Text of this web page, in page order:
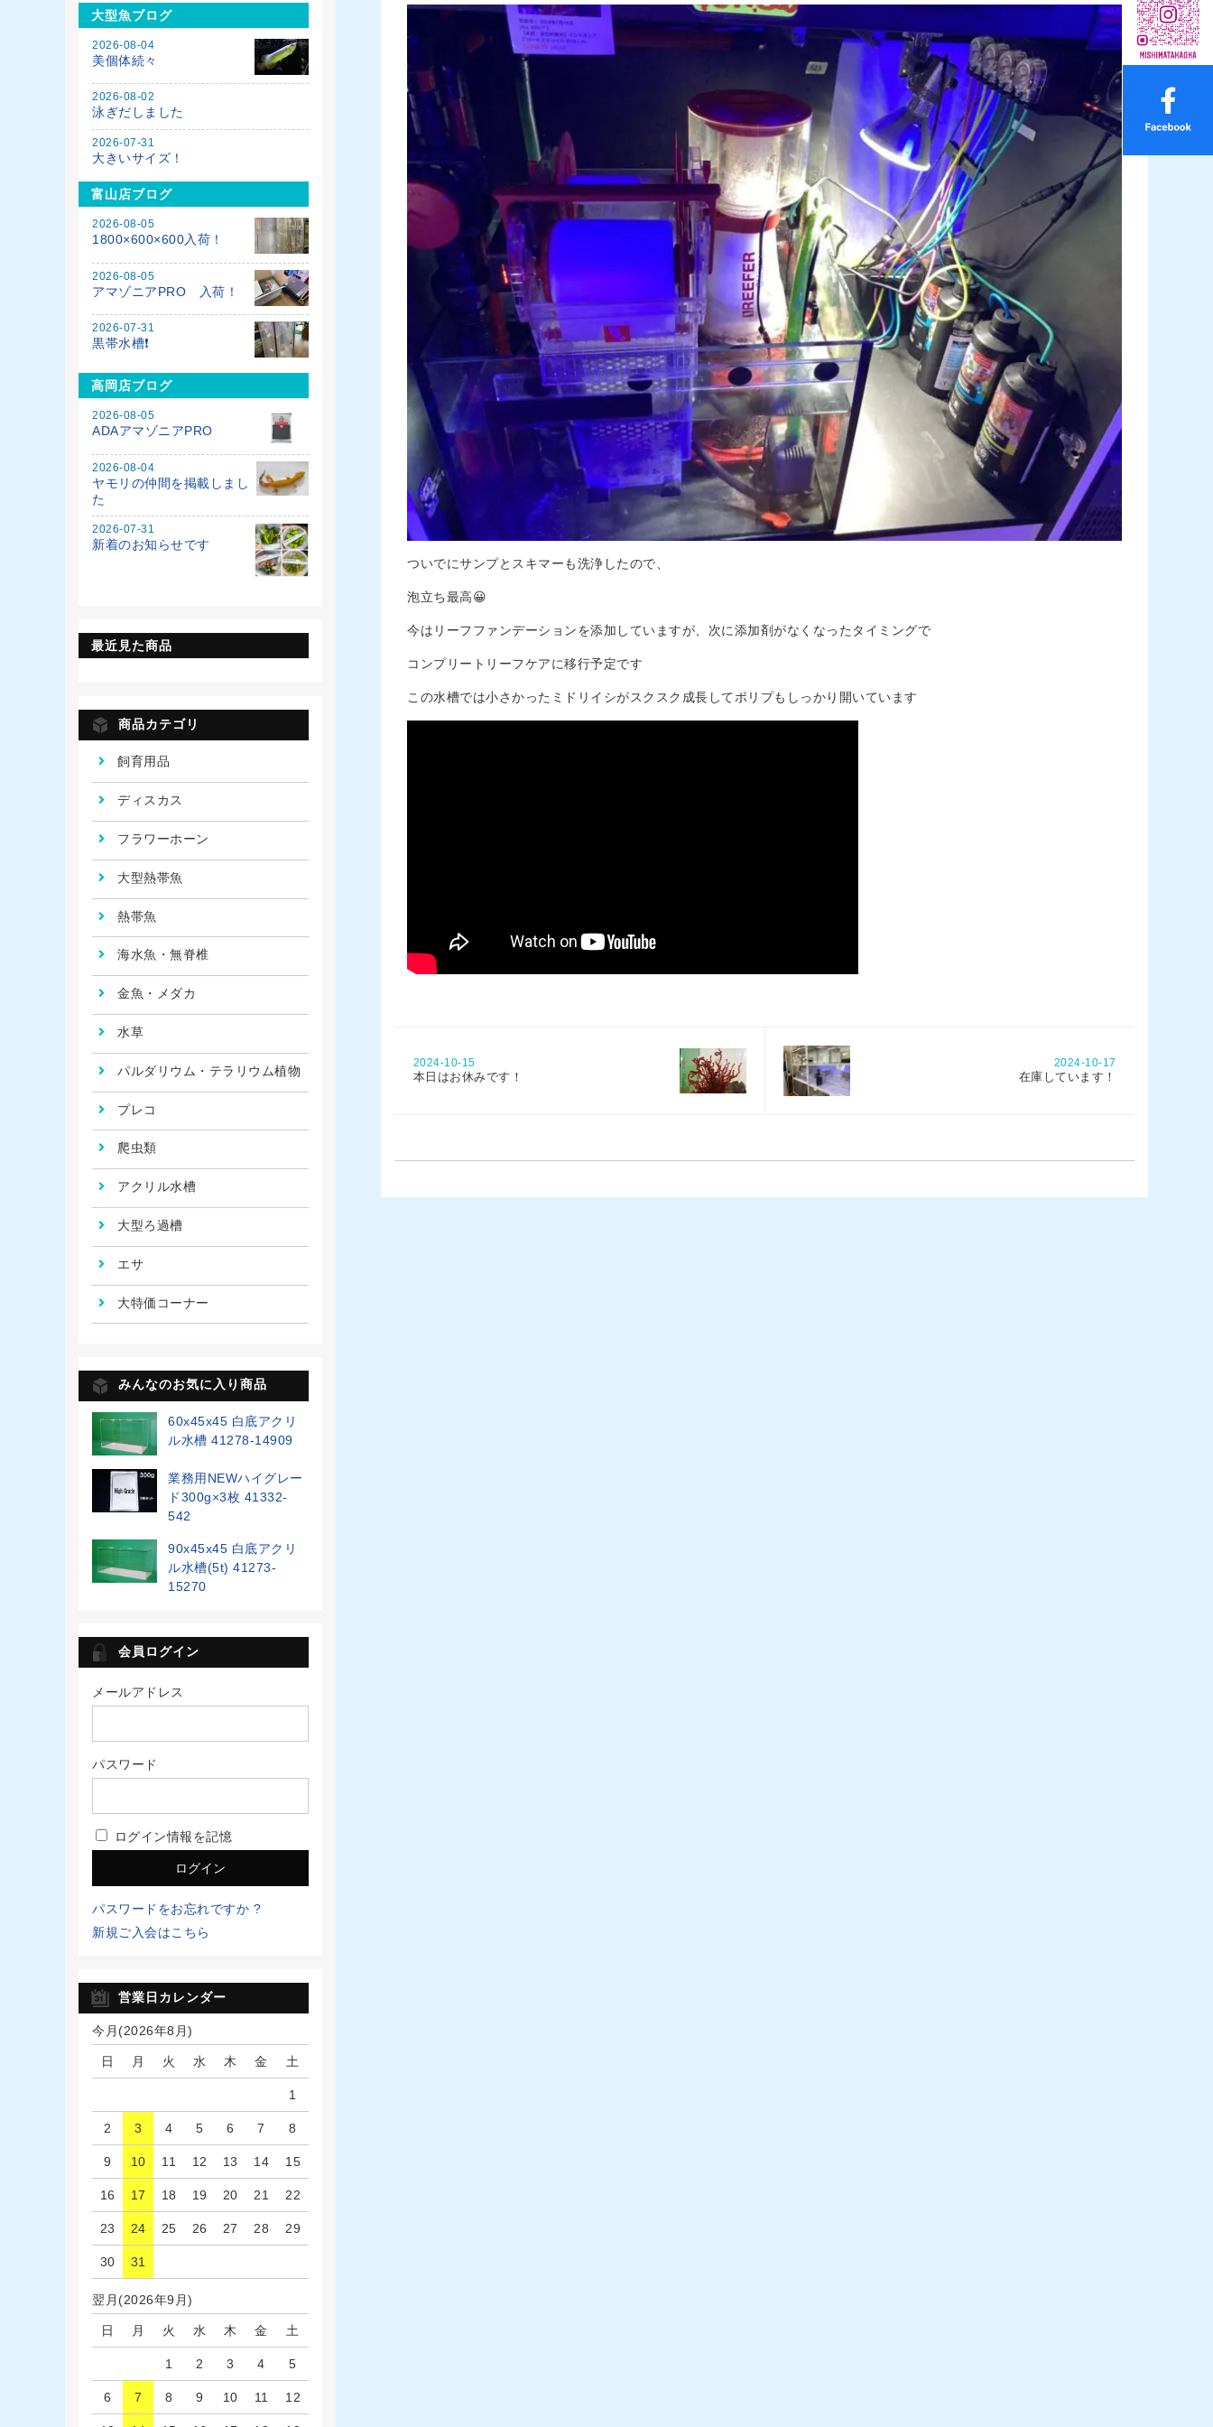
ついでにサンプとスキマーも洗浄したので、
泡立ち最高😀
今はリーフファンデーションを添加していますが、次に添加剤がなくなったタイミングで
コンプリートリーフケアに移行予定です
この水槽では小さかったミドリイシがスクスク成長してポリプもしっかり開いています
2024-10-15
本日はお休みです！
2024-10-17
在庫しています！
大型魚ブログ
2026-08-04
美個体続々
2026-08-02
泳ぎだしました
2026-07-31
大きいサイズ！
富山店ブログ
2026-08-05
1800×600×600入荷！
2026-08-05
アマゾニアPRO 入荷！
2026-07-31
黒帯水槽❗️
高岡店ブログ
2026-08-05
ADAアマゾニアPRO
2026-08-04
ヤモリの仲間を掲載しまし
た
2026-07-31
新着のお知らせです
最近見た商品
商品カテゴリ
飼育用品
ディスカス
フラワーホーン
大型熱帯魚
熱帯魚
海水魚・無脊椎
金魚・メダカ
水草
パルダリウム・テラリウム植物
プレコ
爬虫類
アクリル水槽
大型ろ過槽
エサ
大特価コーナー
みんなのお気に入り商品
60x45x45 白底アクリ
ル水槽 41278-14909
業務用NEWハイグレー
ド300g×3枚 41332-
542
90x45x45 白底アクリ
ル水槽(5t) 41273-
15270
会員ログイン
メールアドレス
パスワード
ログイン情報を記憶
パスワードをお忘れですか ?
新規ご入会はこちら
営業日カレンダー
今月(2026年8月)
日 月 火 水 木 金 土
1
2 3 4 5 6 7 8
9 10 11 12 13 14 15
16 17 18 19 20 21 22
23 24 25 26 27 28 29
30 31
翌月(2026年9月)
日 月 火 水 木 金 土
1 2 3 4 5
6 7 8 9 10 11 12